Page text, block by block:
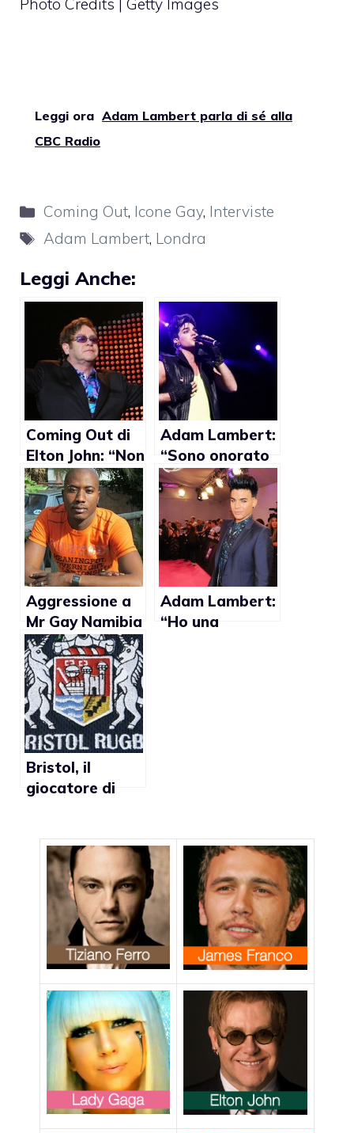
Photo Credits | Getty Images
Leggi ora Adam Lambert parla di sé alla
CBC Radio
Categorie
Coming Out, Icone Gay, Interviste
Tag
Adam Lambert, Londra
Leggi Anche:
Coming Out di
Elton John: “Non
ha influenzato
la mia carriera”
Adam Lambert:
“Sono onorato
a essere il
primo artista
dichiaratament
e gay nella in
testa alla
Billboard
Chart”
Aggressione a
Mr Gay Namibia
Adam Lambert:
“Ho una
Bristol, il
giocatore di
coming out:
“Sono gay”